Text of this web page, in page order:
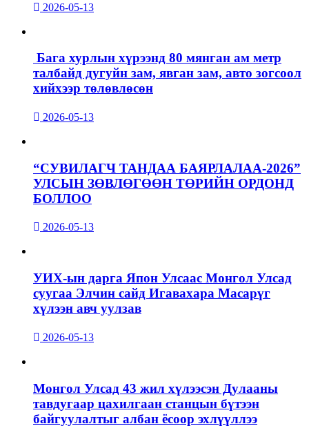
2026-05-13
Бага хурлын хүрээнд 80 мянган ам метр
талбайд дугуйн зам, явган зам, авто зогсоол
хийхээр төлөвлөсөн
2026-05-13
“СУВИЛАГЧ ТАНДАА БАЯРЛАЛАА-2026”
УЛСЫН ЗӨВЛӨГӨӨН ТӨРИЙН ОРДОНД
БОЛЛОО
2026-05-13
УИХ-ын дарга Япон Улсаас Монгол Улсад
суугаа Элчин сайд Игавахара Масарүг
хүлээн авч уулзав
2026-05-13
Монгол Улсад 43 жил хүлээсэн Дулааны
тавдугаар цахилгаан станцын бүтээн
байгуулалтыг албан ёсоор эхлүүллээ